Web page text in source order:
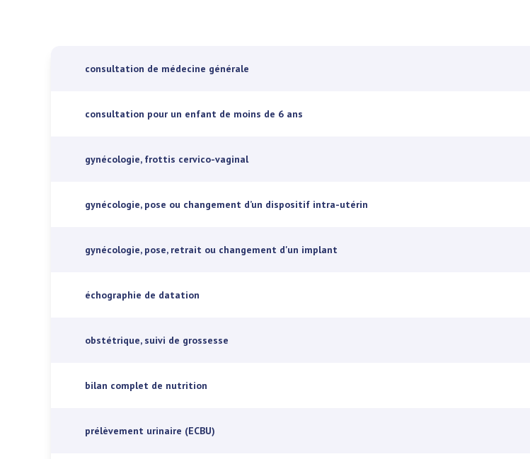
consultation de médecine générale
consultation pour un enfant de moins de 6 ans
gynécologie, frottis cervico-vaginal
gynécologie, pose ou changement d’un dispositif intra-utérin
gynécologie, pose, retrait ou changement d'un implant
échographie de datation
obstétrique, suivi de grossesse
bilan complet de nutrition
prélèvement urinaire (ECBU)